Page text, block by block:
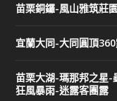
苗栗銅鑼-風山雅筑莊
宜蘭大同-大同圓頂
苗栗大湖-瑪那邦之星-
狂風暴雨-迷露客團露